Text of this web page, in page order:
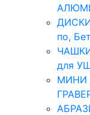
по,
для
МИНИ